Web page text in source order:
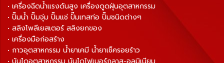
• เครื่องฉีดน้ำแรงดันสูง เครื่องดูดฝุ่นอุตสาหกรรม
• ปั๊มน้ำ ปั๊มจุ่ม ปั๊มแช่ ปั๊มเทสท่อ ปั๊มชนิดต่างๆ
• สลิงโพลีเยสเตอร์ สลิงยกของ
• เครื่องมือก่อสร้าง
• กาวอุตสาหกรรม น้ำยาเคมี น้ำยาเช็ครอยร้าว